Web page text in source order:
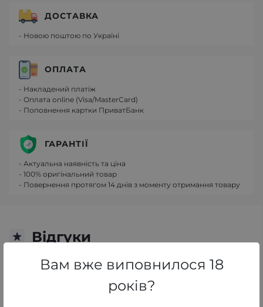
Вам вже виповнилося 18
років?
Відгуки
ДОСТАВКА
- Новою поштою по Україні
ОПЛАТА
- Накладений платіж
- Оплата online (Visa/MasterCard)
- Поповнення картки ПриватБанк
ГАРАНТІЇ
- Актуальна наявність та ціна
- 100% оригінальний товар
- Повернення протягом 14 днів з моменту отримання товару